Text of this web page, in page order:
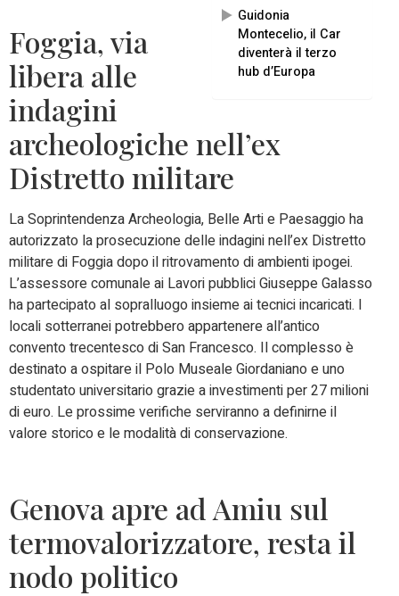
Guidonia
Montecelio, il Car
diventerà il terzo
hub d’Europa
Foggia, via
libera alle
indagini
archeologiche nell’ex
Distretto militare
La Soprintendenza Archeologia, Belle Arti e Paesaggio ha
autorizzato la prosecuzione delle indagini nell’ex Distretto
militare di Foggia dopo il ritrovamento di ambienti ipogei.
L’assessore comunale ai Lavori pubblici Giuseppe Galasso
ha partecipato al sopralluogo insieme ai tecnici incaricati. I
locali sotterranei potrebbero appartenere all’antico
convento trecentesco di San Francesco. Il complesso è
destinato a ospitare il Polo Museale Giordaniano e uno
studentato universitario grazie a investimenti per 27 milioni
di euro. Le prossime verifiche serviranno a definirne il
valore storico e le modalità di conservazione.
Genova apre ad Amiu sul
termovalorizzatore, resta il
nodo politico